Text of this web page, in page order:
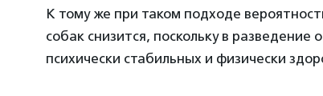
К тому же при таком подходе
собак снизится, поскольку в
психически стабильных и физически